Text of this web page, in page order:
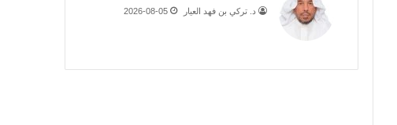
د. تركي بن فهد العيار 2026-08-05